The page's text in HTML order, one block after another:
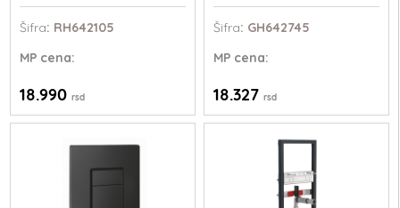
Šifra: RH642105
MP cena:
18.990rsd
Šifra: GH642745
MPcena:
18.327 rsd